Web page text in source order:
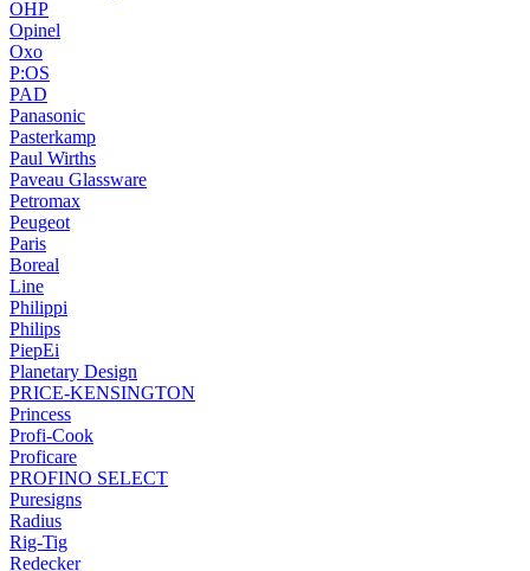
OHP
Opinel
Oxo
P:OS
PAD
Panasonic
Pasterkamp
Paul Wirths
Paveau Glassware
Petromax
Peugeot
Paris
Boreal
Line
Philippi
Philips
PiepEi
Planetary Design
PRICE-KENSINGTON
Princess
Profi-Cook
Proficare
PROFINO SELECT
Puresigns
Radius
Rig-Tig
Redecker